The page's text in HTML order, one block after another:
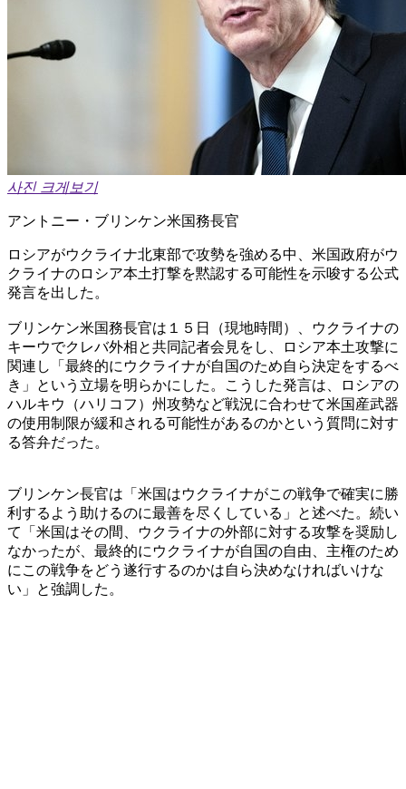
사진 크게보기
アントニー・ブリンケン米国務長官
ロシアがウクライナ北東部で攻勢を強める中、米国政府がウ
クライナのロシア本土打撃を黙認する可能性を示唆する公式
発言を出した。
ブリンケン米国務長官は１５日（現地時間）、ウクライナの
キーウでクレバ外相と共同記者会見をし、ロシア本土攻撃に
関連し「最終的にウクライナが自国のため自ら決定をするべ
き」という立場を明らかにした。こうした発言は、ロシアの
ハルキウ（ハリコフ）州攻勢など戦況に合わせて米国産武器
の使用制限が緩和される可能性があるのかという質問に対す
る答弁だった。
ブリンケン長官は「米国はウクライナがこの戦争で確実に勝
利するよう助けるのに最善を尽くしている」と述べた。続い
て「米国はその間、ウクライナの外部に対する攻撃を奨励し
なかったが、最終的にウクライナが自国の自由、主権のため
にこの戦争をどう遂行するのかは自ら決めなければいけな
い」と強調した。